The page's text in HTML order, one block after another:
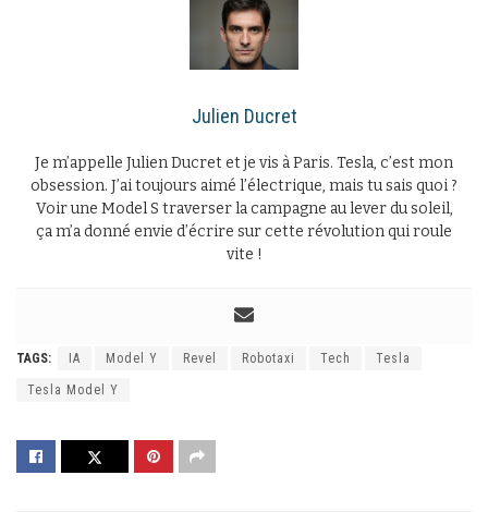
Julien Ducret
Je m’appelle Julien Ducret et je vis à Paris. Tesla, c’est mon
obsession. J’ai toujours aimé l’électrique, mais tu sais quoi ?
Voir une Model S traverser la campagne au lever du soleil,
ça m’a donné envie d’écrire sur cette révolution qui roule
vite !
TAGS: IA Model Y Revel Robotaxi Tech Tesla
Tesla Model Y